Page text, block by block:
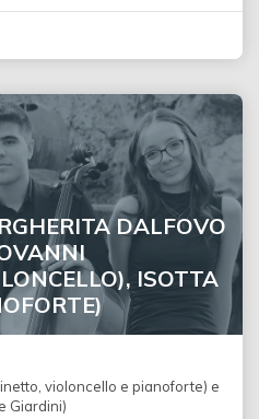
DALFOVO
ISOTTA
violoncello e pianoforte) e
Giardini)